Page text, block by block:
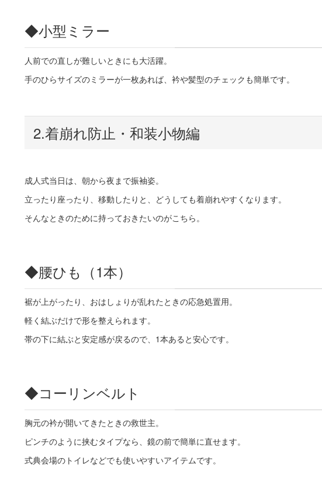
◆小型ミラー
人前での直しが難しいときにも大活躍。
手のひらサイズのミラーが一枚あれば、衿や髪型のチェックも簡単です。
2.着崩れ防止・和装小物編
成人式当日は、朝から夜まで振袖姿。
立ったり座ったり、移動したりと、どうしても着崩れやすくなります。
そんなときのために持っておきたいのがこちら。
◆腰ひも（1本）
裾が上がったり、おはしょりが乱れたときの応急処置用。
軽く結ぶだけで形を整えられます。
帯の下に結ぶと安定感が戻るので、 1本あると安心です。
◆コーリンベルト
胸元の衿が開いてきたときの救世主。
ピンチのように挟むタイプなら、鏡の前で簡単に直せます。
式典会場のトイレなどでも使いやすいアイテムです。